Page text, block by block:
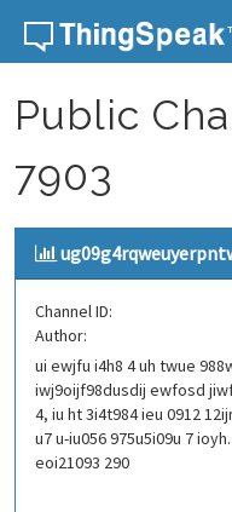
Skip to content
Public
7903
Channel ID:
Author:
ui ewjfu i4h8 4 uh twue
iwj9oijf98dusdij ewfosd
4, iu ht 3i4t984 ieu 0912
u7 u-iu056 975u5i09u 7
eoi21093 290